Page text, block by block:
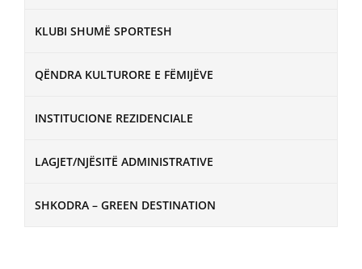
KLUBI SHUMË SPORTESH
QËNDRA KULTURORE E FËMIJËVE
INSTITUCIONE REZIDENCIALE
LAGJET/NJËSITË ADMINISTRATIVE
SHKODRA – GREEN DESTINATION